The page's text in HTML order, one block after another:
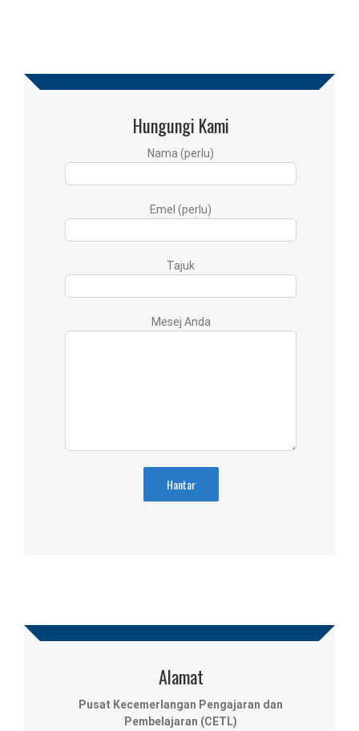
Hungungi Kami
Nama (perlu)
Emel (perlu)
Tajuk
Mesej Anda
Alamat
Pusat Kecemerlangan Pengajaran dan
Pembelajaran (CETL)